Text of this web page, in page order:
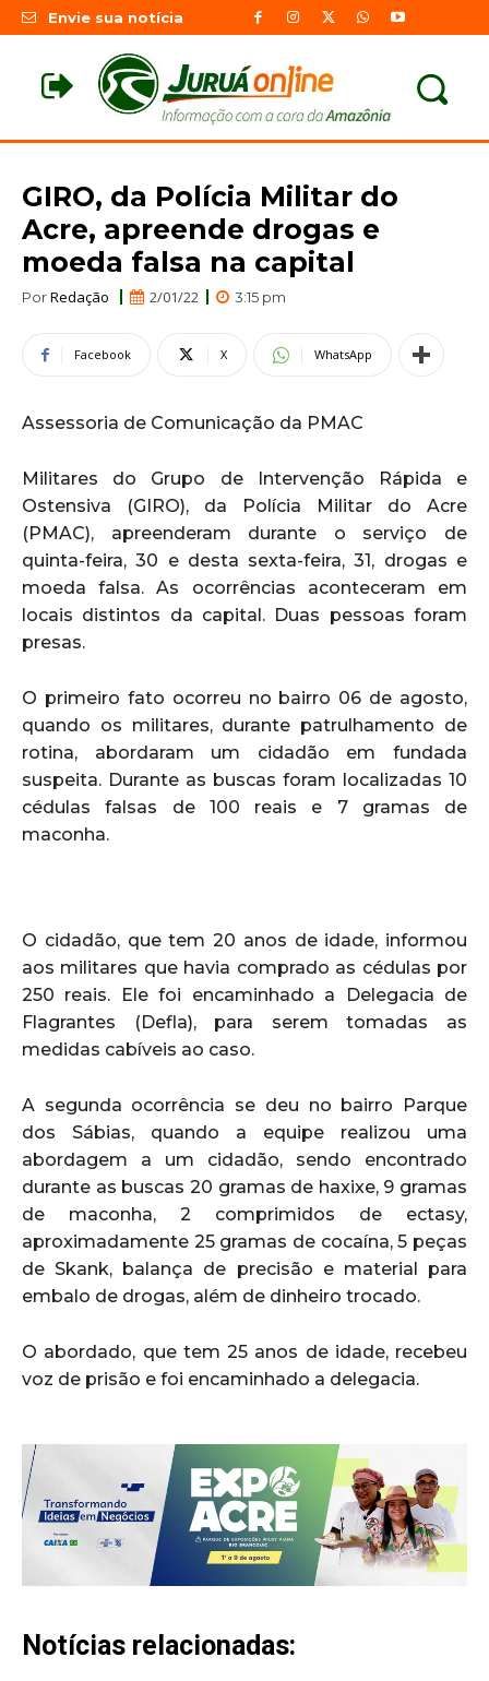
Envie sua notícia
GIRO, da Polícia Militar do
Acre, apreende drogas e
moeda falsa na capital
PorRedação 2/01/22 3:15 pm
Facebook X WhatsApp
Assessoria de Comunicação da PMAC
Militares do Grupo de Intervenção Rápida e
Ostensiva (GIRO), da Polícia Militar do Acre
(PMAC), apreenderam durante o serviço de
quinta-feira, 30 e desta sexta-feira, 31, drogas e
moeda falsa. As ocorrências aconteceram em
locais distintos da capital. Duas pessoas foram
presas.
O primeiro fato ocorreu no bairro 06 de agosto,
quando os militares, durante patrulhamento de
rotina, abordaram um cidadão em fundada
suspeita. Durante as buscas foram localizadas 10
cédulas falsas de 100 reais e 7 gramas de
maconha.
O cidadão, que tem 20 anos de idade, informou
aos militares que havia comprado as cédulas por
250 reais. Ele foi encaminhado a Delegacia de
Flagrantes (Defla), para serem tomadas as
medidas cabíveis ao caso.
A segunda ocorrência se deu no bairro Parque
dos Sábias, quando a equipe realizou uma
abordagem a um cidadão, sendo encontrado
durante as buscas 20 gramas de haxixe, 9 gramas
de maconha, 2 comprimidos de ectasy,
aproximadamente 25 gramas de cocaína, 5 peças
de Skank, balança de precisão e material para
embalo de drogas, além de dinheiro trocado.
O abordado, que tem 25 anos de idade, recebeu
voz de prisão e foi encaminhado a delegacia.
Notícias relacionadas: